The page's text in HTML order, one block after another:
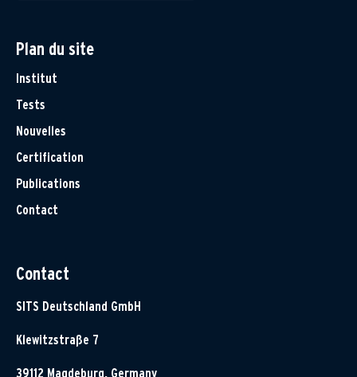
Plan du site
Institut
Tests
Nouvelles
Certification
Publications
Contact
Contact
SITS Deutschland GmbH
Klewitzstraße 7
39112 Magdeburg, Germany